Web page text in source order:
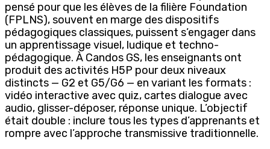
pensé pour que les élèves de la filière Foundation
(FPLNS), souvent en marge des dispositifs
pédagogiques classiques, puissent s’engager dans
un apprentissage visuel, ludique et techno-
pédagogique. À Candos GS, les enseignants ont
produit des activités H5P pour deux niveaux
distincts — G2 et G5/G6 — en variant les formats :
vidéo interactive avec quiz, cartes dialogue avec
audio, glisser-déposer, réponse unique. L’objectif
était double : inclure tous les types d’apprenants et
rompre avec l’approche transmissive traditionnelle.